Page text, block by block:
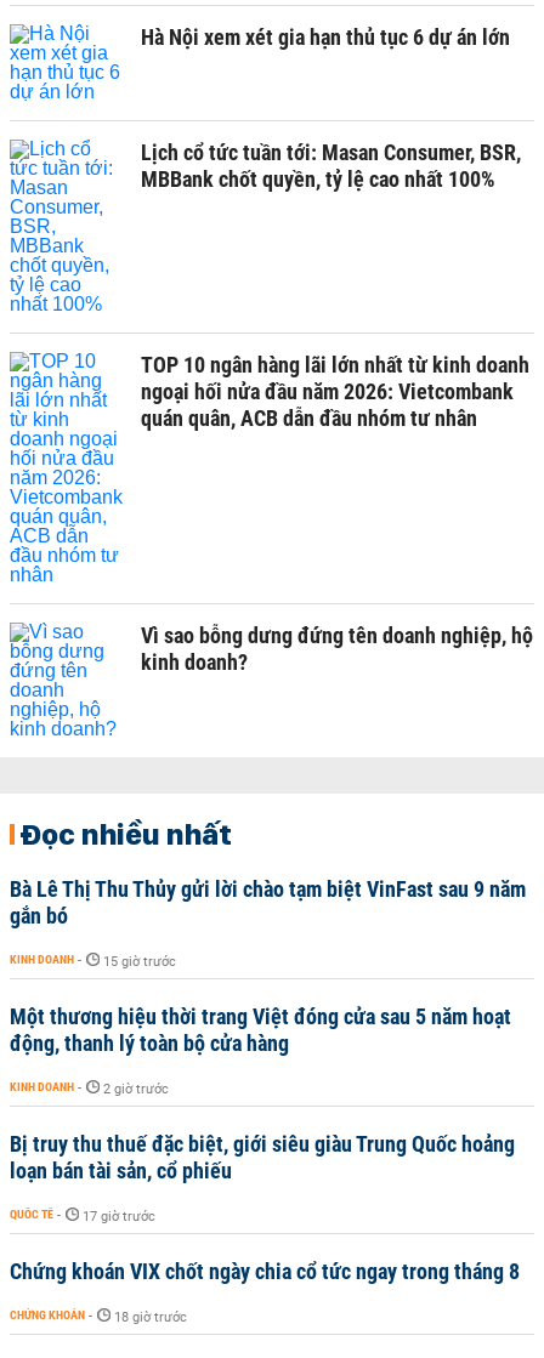
Hà Nội xem xét gia hạn thủ tục 6 dự án lớn
Lịch cổ tức tuần tới: Masan Consumer, BSR,
MBBank chốt quyền, tỷ lệ cao nhất 100%
TOP 10 ngân hàng lãi lớn nhất từ kinh doanh
ngoại hối nửa đầu năm 2026: Vietcombank
quán quân, ACB dẫn đầu nhóm tư nhân
Vì sao bỗng dưng đứng tên doanh nghiệp, hộ
kinh doanh?
Đọc nhiều nhất
Bà Lê Thị Thu Thủy gửi lời chào tạm biệt VinFast sau 9 năm
gắn bó
KINH DOANH - 15 giờ trước
Một thương hiệu thời trang Việt đóng cửa sau 5 năm hoạt
động, thanh lý toàn bộ cửa hàng
KINH DOANH - 2 giờ trước
Bị truy thu thuế đặc biệt, giới siêu giàu Trung Quốc hoảng
loạn bán tài sản, cổ phiếu
QUỐC TẾ - 17 giờ trước
Chứng khoán VIX chốt ngày chia cổ tức ngay trong tháng 8
CHỨNG KHOÁN - 18 giờ trước